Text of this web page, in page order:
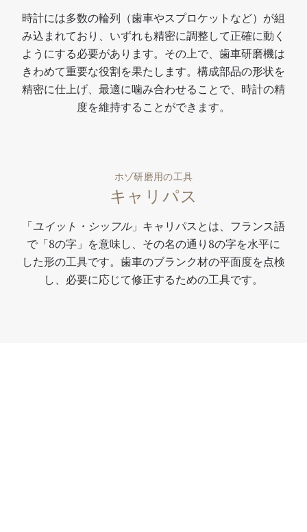
時計には多数の輪列（歯車やスプロケットなど）が組
み込まれており、いずれも精密に調整して正確に動く
ようにする必要があります。その上で、歯車研磨機は
きわめて重要な役割を果たします。構成部品の形状を
精密に仕上げ、最適に噛み合わせることで、時計の精
度を維持することができます。
ホゾ研磨用の工具
キャリパス
「ユイット・シッフル」キャリパスとは、フランス語
で「8の字」を意味し、その名の通り8の字を水平に
した形の工具です。歯車のブランク材の平面度を点検
し、必要に応じて修正するための工具です。